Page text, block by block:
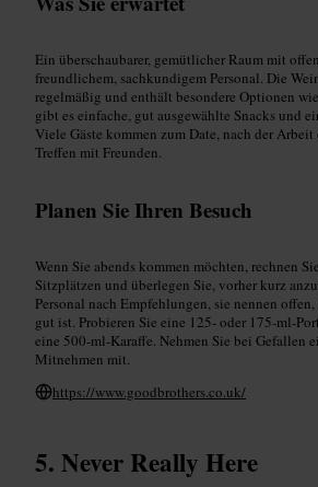
Ein überschaubarer, gemütlicher Raum mit
freundlichem, sachkundigem Personal. Die
regelmäßig und enthält besondere Optionen
gibt es einfache, gut ausgewählte Snacks und
Viele Gäste kommen zum Date, nach der
Treffen mit Freunden.
Planen Sie Ihren Besuch
Wenn Sie abends kommen möchten, rechnen
Sitzplätzen und überlegen Sie, vorher kurz
Personal nach Empfehlungen, sie nennen offen,
gut ist. Probieren Sie eine 125‑ oder 175‑ml-
eine 500‑ml-Karaffe. Nehmen Sie bei Gefallen
Mitnehmen mit.
https://www.goodbrothers.co.uk/
Never Really Here